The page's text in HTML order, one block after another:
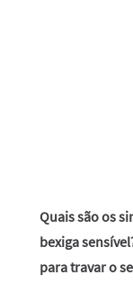
Quais são os
bexiga
para travar o